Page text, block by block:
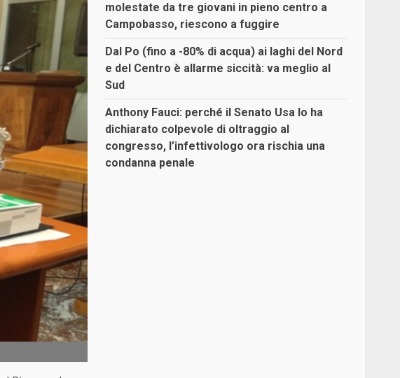
molestate da tre giovani in pieno centro a
Campobasso, riescono a fuggire
Dal Po (fino a -80% di acqua) ai laghi del Nord
e del Centro è allarme siccità: va meglio al
Sud
Anthony Fauci: perché il Senato Usa lo ha
dichiarato colpevole di oltraggio al
congresso, l’infettivologo ora rischia una
condanna penale